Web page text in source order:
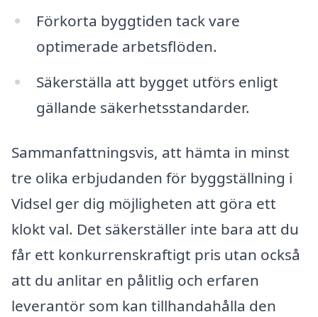
Förkorta byggtiden tack vare
optimerade arbetsflöden.
Säkerställa att bygget utförs enligt
gällande säkerhetsstandarder.
Sammanfattningsvis, att hämta in minst
tre olika erbjudanden för byggställning i
Vidsel ger dig möjligheten att göra ett
klokt val. Det säkerställer inte bara att du
får ett konkurrenskraftigt pris utan också
att du anlitar en pålitlig och erfaren
leverantör som kan tillhandahålla den